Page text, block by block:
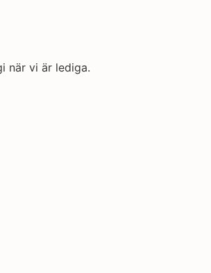
när vi är lediga.